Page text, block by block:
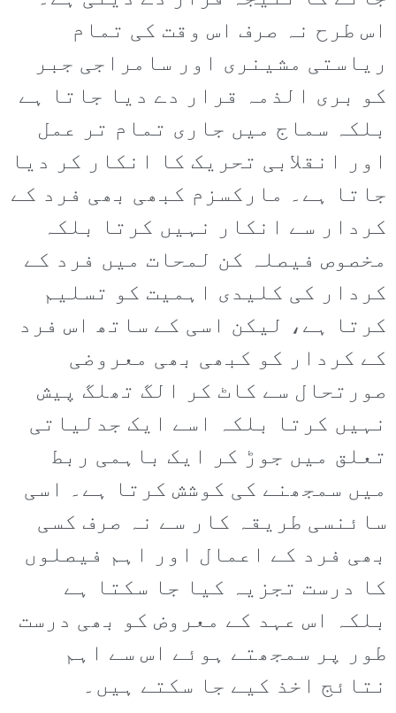
اس طرح نہ صرف اس وقت کی تمام
ریاستی مشینری اور سامراجی جبر
کو بری الذمہ قرار دے دیا جاتا ہے
بلکہ سماج میں جاری تمام تر عمل
اور انقلابی تحریک کا انکار کر دیا
جاتا ہے۔ مارکسزم کبھی بھی فرد کے
کردار سے انکار نہیں کرتا بلکہ
مخصوص فیصلہ کن لمحات میں فرد کے
کردار کی کلیدی اہمیت کو تسلیم
کرتا ہے، لیکن اسی کے ساتھ اس فرد
کے کردار کو کبھی بھی معروضی
صورتحال سے کاٹ کر الگ تھلگ پیش
نہیں کرتا بلکہ اسے ایک جدلیاتی
تعلق میں جوڑ کر ایک باہمی ربط
میں سمجھنے کی کوشش کرتا ہے۔ اسی
سائنسی طریقہ کار سے نہ صرف کسی
بھی فرد کے اعمال اور اہم فیصلوں
کا درست تجزیہ کیا جا سکتا ہے
بلکہ اس عہد کے معروض کو بھی درست
طور پر سمجھتے ہوئے اس سے اہم
نتائج اخذ کیے جا سکتے ہیں۔